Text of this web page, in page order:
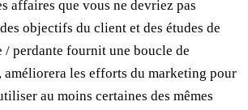
affaires que vous ne devriez pas
objectifs du client et des études de
/ perdante fournit une boucle de
les efforts du marketing pour
au moins certaines des mêmes